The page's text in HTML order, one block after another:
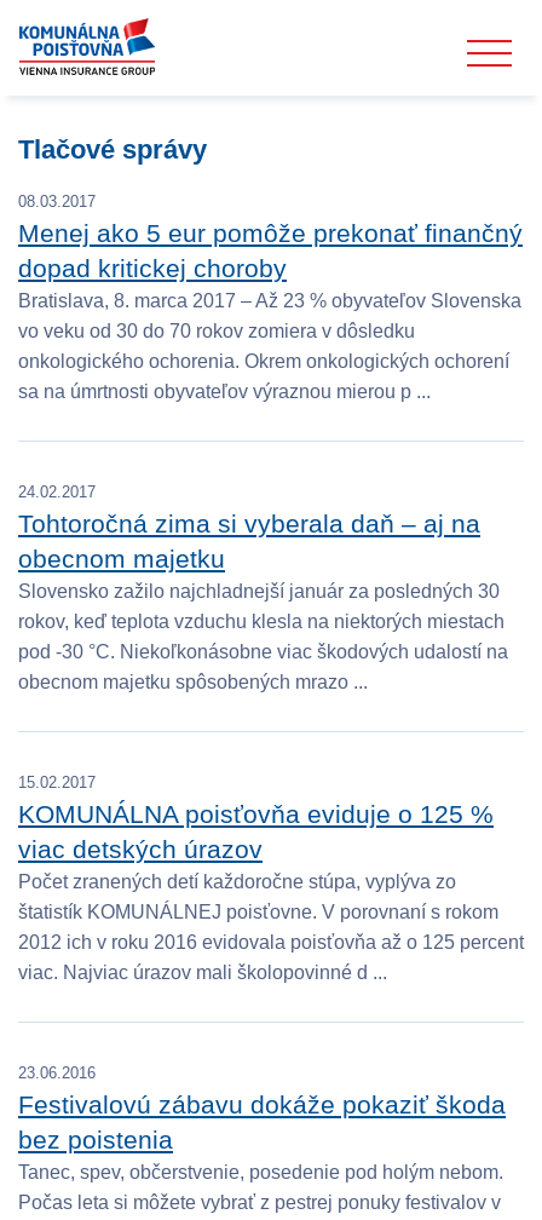
Tlačové správy
08.03.2017
Menej ako 5 eur pomôže prekonať finančný
dopad kritickej choroby
Bratislava, 8. marca 2017 – Až 23 % obyvateľov Slovenska
vo veku od 30 do 70 rokov zomiera v dôsledku
onkologického ochorenia. Okrem onkologických ochorení
sa na úmrtnosti obyvateľov výraznou mierou p ...
24.02.2017
Tohtoročná zima si vyberala daň – aj na
obecnom majetku
Slovensko zažilo najchladnejší január za posledných 30
rokov, keď teplota vzduchu klesla na niektorých miestach
pod -30 °C. Niekoľkonásobne viac škodových udalostí na
obecnom majetku spôsobených mrazo ...
15.02.2017
KOMUNÁLNA poisťovňa eviduje o 125 %
viac detských úrazov
Počet zranených detí každoročne stúpa, vyplýva zo
štatistík KOMUNÁLNEJ poisťovne. V porovnaní s rokom
2012 ich v roku 2016 evidovala poisťovňa až o 125 percent
viac. Najviac úrazov mali školopovinné d ...
23.06.2016
Festivalovú zábavu dokáže pokaziť škoda
bez poistenia
Tanec, spev, občerstvenie, posedenie pod holým nebom.
Počas leta si môžete vybrať z pestrej ponuky festivalov v